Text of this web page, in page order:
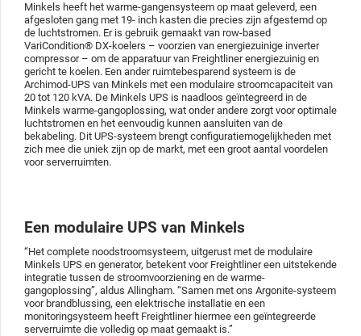
Minkels heeft het warme-gangensysteem op maat geleverd, een
afgesloten gang met 19- inch kasten die precies zijn afgestemd op
de luchtstromen. Er is gebruik gemaakt van row-based
VariCondition® DX-koelers – voorzien van energiezuinige inverter
compressor – om de apparatuur van Freightliner energiezuinig en
gericht te koelen. Een ander ruimtebesparend systeem is de
Archimod-UPS van Minkels met een modulaire stroomcapaciteit van
20 tot 120 kVA. De Minkels UPS is naadloos geïntegreerd in de
Minkels warme-gangoplossing, wat onder andere zorgt voor optimale
luchtstromen en het eenvoudig kunnen aansluiten van de
bekabeling. Dit UPS-systeem brengt configuratiemogelijkheden met
zich mee die uniek zijn op de markt, met een groot aantal voordelen
voor serverruimten.
Een modulaire UPS van Minkels
“Het complete noodstroomsysteem, uitgerust met de modulaire
Minkels UPS en generator, betekent voor Freightliner een uitstekende
integratie tussen de stroomvoorziening en de warme-
gangoplossing”, aldus Allingham. “Samen met ons Argonite-systeem
voor brandblussing, een elektrische installatie en een
monitoringsysteem heeft Freightliner hiermee een geïntegreerde
serverruimte die volledig op maat gemaakt is.”